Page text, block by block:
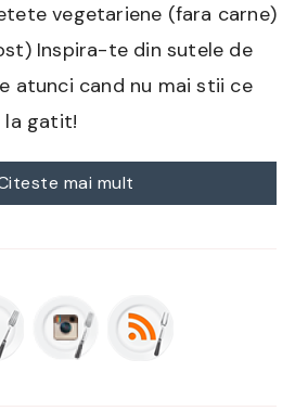
vegetariene (fara carne)
Inspira-te din sutele de
atunci cand nu mai stii ce
la gatit!
mai mult